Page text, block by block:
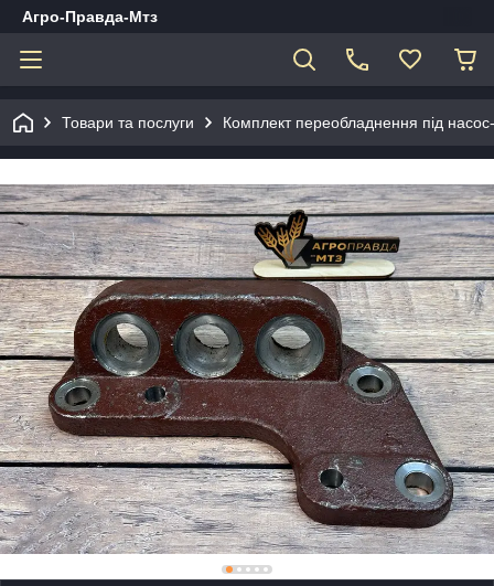
Агро-Правда-Мтз
Товари та послуги Комплект переобладнення під